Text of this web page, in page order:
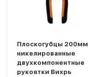
Плоскогубцы 200мм
никелированные
двухкомпонентные
рукоятки Вихрь